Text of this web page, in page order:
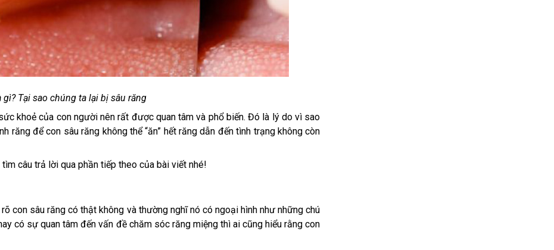
gì? Tại sao chúng ta lại bị sâu răng
khoẻ của con người nên rất được quan tâm và phổ biến. Đó là lý do vì sao
để con sâu răng không thể “ăn” hết răng dẫn đến tình trạng không còn
câu trả lời qua phần tiếp theo của bài viết nhé!
con sâu răng có thật không và thường nghĩ nó có ngoại hình như những chú
có sự quan tâm đến vấn đề chăm sóc răng miệng thì ai cũng hiểu rằng con